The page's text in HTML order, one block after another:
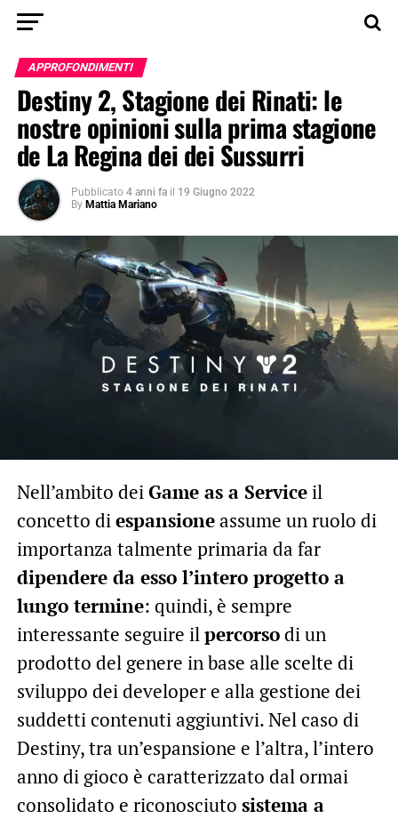
APPROFONDIMENTI
Destiny 2, Stagione dei Rinati: le
nostre opinioni sulla prima stagione
de La Regina dei dei Sussurri
Pubblicato 4 anni fa il 19 Giugno 2022
By Mattia Mariano
Nell’ambito deiGame as a Serviceil
concetto diespansioneassume un ruolo di
importanza talmente primaria da far
dipendere da esso l’intero progetto a
lungo termine: quindi, è sempre
interessante seguire ilpercorsodi un
prodotto del genere in base alle scelte di
sviluppo dei developer e alla gestione dei
suddetti contenuti aggiuntivi. Nel caso di
Destiny, tra un’espansione e l’altra, l’intero
anno di gioco è caratterizzato dal ormai
consolidato e riconosciuto sistema a